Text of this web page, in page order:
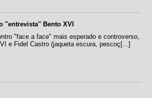
''entrevista'' Bento XVI
"face a face" mais esperado e controverso,
e Fidel Castro (jaqueta escura, pescoç[...]